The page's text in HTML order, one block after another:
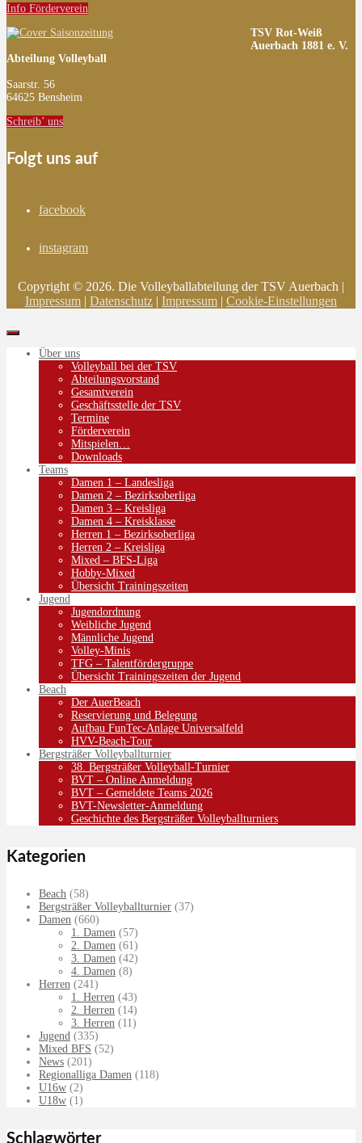
Info Förderverein
TSV Rot-Weiß
Auerbach 1881 e. V.
Abteilung Volleyball
Saarstr. 56
64625 Bensheim
Schreib’ uns
Folgt uns auf
facebook
instagram
Copyright © 2026. Die Volleyballabteilung der TSV Auerbach |
Impressum | Datenschutz | Impressum | Cookie-Einstellungen
Über uns
Volleyball bei der TSV
Abteilungsvorstand
Gesamtverein
Geschäftsstelle der TSV
Termine
Förderverein
Mitspielen…
Downloads
Teams
Damen 1 – Landesliga
Damen 2 – Bezirksoberliga
Damen 3 – Kreisliga
Damen 4 – Kreisklasse
Herren 1 – Bezirksoberliga
Herren 2 – Kreisliga
Mixed – BFS-Liga
Hobby-Mixed
Übersicht Trainingszeiten
Jugend
Jugendordnung
Weibliche Jugend
Männliche Jugend
Volley-Minis
TFG – Talentfördergruppe
Übersicht Trainingszeiten der Jugend
Beach
Der AuerBeach
Reservierung und Belegung
Aufbau FunTec-Anlage Universalfeld
HVV-Beach-Tour
Bergsträßer Volleyballturnier
38. Bergsträßer Volleyball-Turnier
BVT – Online Anmeldung
BVT – Gemeldete Teams 2026
BVT-Newsletter-Anmeldung
Geschichte des Bergsträßer Volleyballturniers
Kategorien
Beach (58)
Bergsträßer Volleyballturnier (37)
Damen (660)
1. Damen (57)
2. Damen (61)
3. Damen (42)
4. Damen (8)
Herren (241)
1. Herren (43)
2. Herren (14)
3. Herren (11)
Jugend (335)
Mixed BFS (52)
News (201)
Regionalliga Damen (118)
U16w (2)
U18w (1)
Schlagwörter